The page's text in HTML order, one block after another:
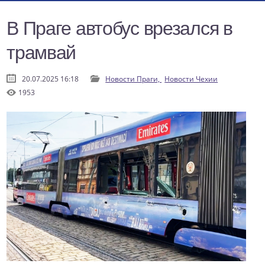
В Праге автобус врезался в
трамвай
20.07.2025 16:18 Новости Праги, Новости Чехии
1953